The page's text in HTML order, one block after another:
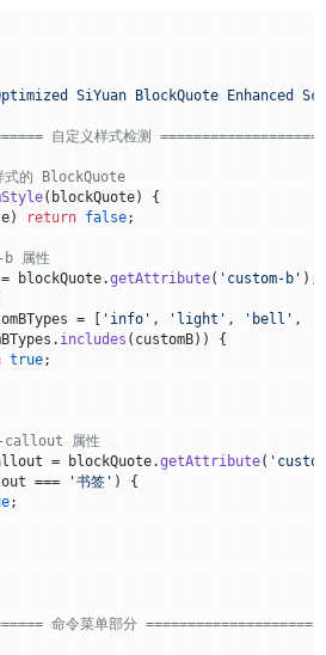
SiYuan BlockQuote Enhanced
自定义样式检测 ====================
式的 BlockQuote
( blockQuote) {
return false;
属性
blockQuote.getAttribute( 'custom-b' );
= [ 'info' , 'light' , 'bell' ,
includes (customB)) {
true;
callout 属性
= blockQuote.getAttribute(
=== '书签' ) {
;
命令菜单部分 ====================